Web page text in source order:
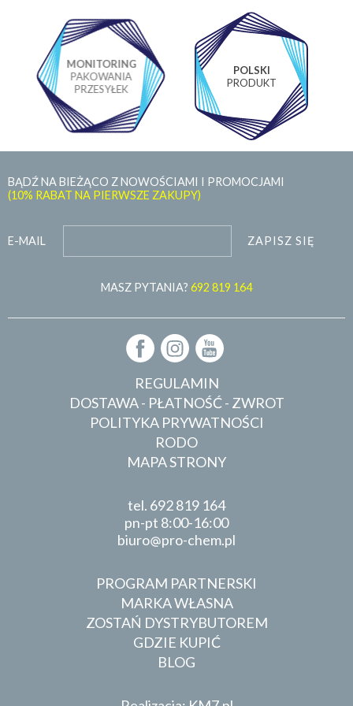
MONITORING
PAKOWANIA
PRZESYŁEK
POLSKI
PRODUKT
BĄDŹ NA BIEŻĄCO Z NOWOŚCIAMI I PROMOCJAMI
(10% RABAT NA PIERWSZE ZAKUPY)
E-MAIL ZAPISZ SIĘ
MASZ PYTANIA? 692 819 164
REGULAMIN
DOSTAWA - PŁATNOŚĆ - ZWROT
POLITYKA PRYWATNOŚCI
RODO
MAPA STRONY
tel. 692 819 164
pn-pt 8:00-16:00
biuro
pro-chem.pl
PROGRAM PARTNERSKI
MARKA WŁASNA
ZOSTAŃ DYSTRYBUTOREM
GDZIE KUPIĆ
BLOG